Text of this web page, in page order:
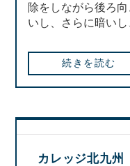
除をしながら後ろ
いし、さらに暗い
続きを読む
カレッジ北九